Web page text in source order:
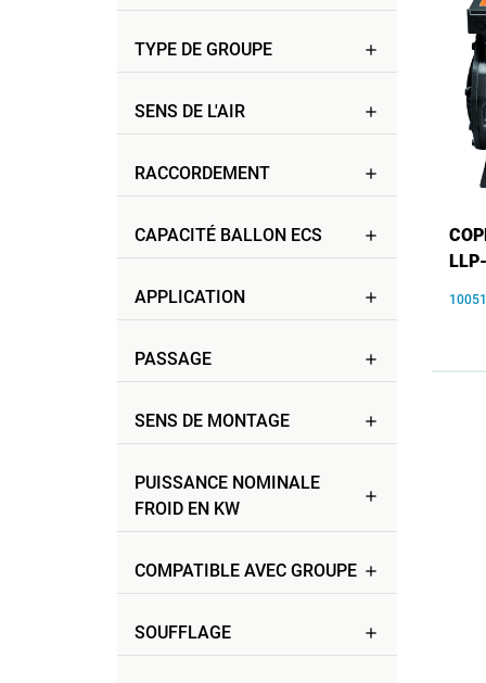
TYPE DE GROUPE add
SENS DE L'AIR add
RACCORDEMENT add
CAPACITÉ BALLON ECS add
APPLICATION add
PASSAGE add
SENS DE MONTAGE add
PUISSANCE NOMINALE
FROID EN KW
add
COMPATIBLE AVEC GROUPE add
SOUFFLAGE add